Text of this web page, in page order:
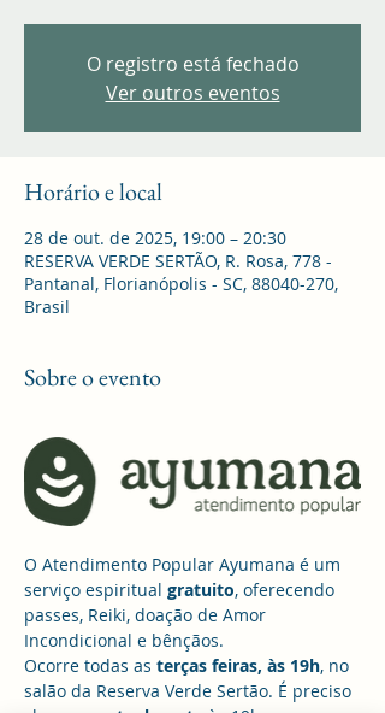
O registro está fechado
Ver outros eventos
Horário e local
28 de out. de 2025, 19:00 – 20:30
RESERVA VERDE SERTÃO, R. Rosa, 778 -
Pantanal, Florianópolis - SC, 88040-270,
Brasil
Sobre o evento
O Atendimento Popular Ayumana é um
serviço espiritual gratuito, oferecendo
passes, Reiki, doação de Amor
Incondicional e bênçãos.
Ocorre todas as terças feiras, às 19h, no
salão da Reserva Verde Sertão. É preciso